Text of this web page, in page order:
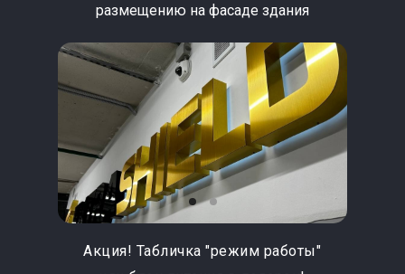
размещению на фасаде здания
Акция! Табличка "режим работы"